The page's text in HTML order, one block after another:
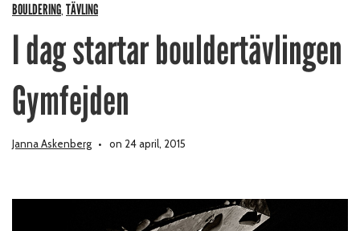
BOULDERING, TÄVLING
I dag startar bouldertävlingen
Gymfejden
Janna Askenberg on 24 april, 2015